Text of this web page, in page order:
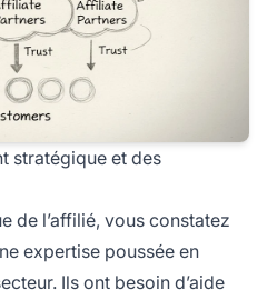
stratégique et des
de l’affilié, vous constatez
expertise poussée en
Ils ont besoin d’aide